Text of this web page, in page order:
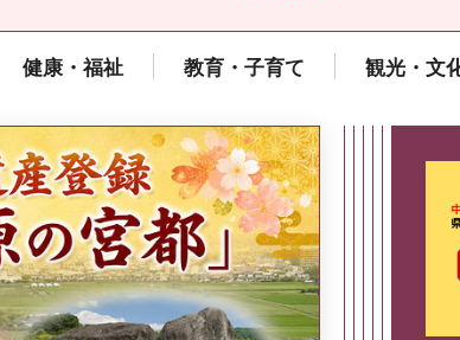
健康・福祉 教育・子育て 観光・文
県広報誌「県民だより奈良」
2026年8月号